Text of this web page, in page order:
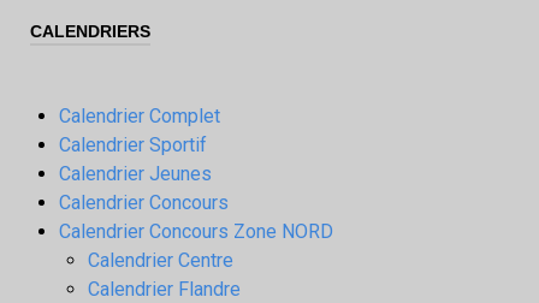
CALENDRIERS
Calendrier Complet
Calendrier Sportif
Calendrier Jeunes
Calendrier Concours
Calendrier Concours Zone NORD
Calendrier Centre
Calendrier Flandre